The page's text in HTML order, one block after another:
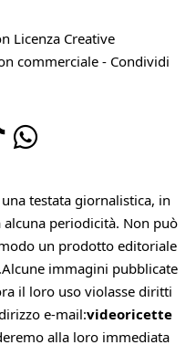
Licenza Creative
commerciale - Condividi
testata giornalistica, in
periodicità. Non può
un prodotto editoriale
immagini pubblicate
il loro uso violasse diritti
e-mail:videoricette
alla loro immediata